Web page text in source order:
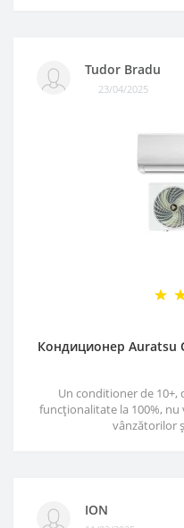
Tudor Bradu
23/04/2025
Кондиционер Auratsu
Un conditioner de 10+,
funcționalitate la 100%,
vânzătorilor
ION